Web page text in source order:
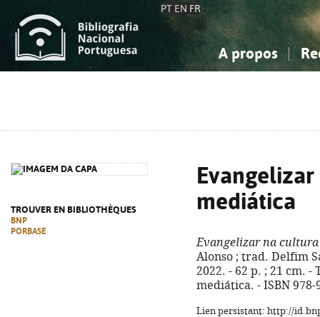
PT EN FR
A propos
TROUVER EN BIBLIOTHÈQUES
BNP
PORBASE
mediática
Evangelizar na
Alonso ; trad. Delfim
2022. - 62 p. ; 21 cm.
mediática. - ISBN 978-
Lien persistant: http://